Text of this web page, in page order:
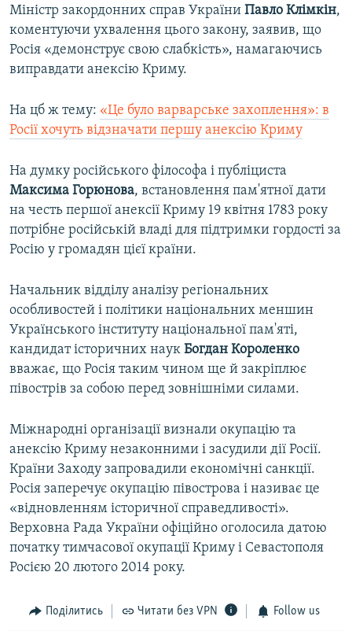
Міністр закордонних справ України Павло Клімкін,
коментуючи ухвалення цього закону, заявив, що
Росія «демонструє свою слабкість», намагаючись
виправдати анексію Криму.
На цб ж тему: «Це було варварське захоплення»: в
Росії хочуть відзначати першу анексію Криму
На думку російського філософа і публіциста
Максима Горюнова, встановлення пам'ятної дати
на честь першої анексії Криму 19 квітня 1783 року
потрібне російській владі для підтримки гордості за
Росію у громадян цієї країни.
Начальник відділу аналізу регіональних
особливостей і політики національних меншин
Українського інституту національної пам'яті,
кандидат історичних наук Богдан Короленко
вважає, що Росія таким чином ще й закріплює
півострів за собою перед зовнішніми силами.
Міжнародні організації визнали окупацію та
анексію Криму незаконними і засудили дії Росії.
Країни Заходу запровадили економічні санкції.
Росія заперечує окупацію півострова і називає це
«відновленням історичної справедливості».
Верховна Рада України офіційно оголосила датою
початку тимчасової окупації Криму і Севастополя
Росією 20 лютого 2014 року.
Поділитись Читати без VPN Follow us